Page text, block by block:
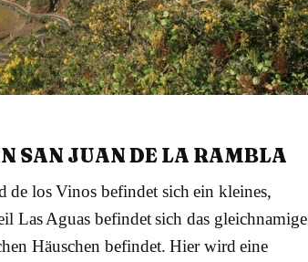
SAN JUAN DE LA RAMBLA
de los Vinos befindet sich ein kleines,
Las Aguas befindet sich das gleichnamige
Häuschen befindet. Hier wird eine